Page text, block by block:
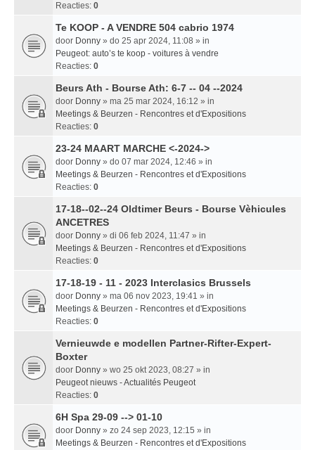
Reacties: 0
Te KOOP - A VENDRE 504 cabrio 1974
door Donny » do 25 apr 2024, 11:08 » in
Peugeot: auto’s te koop - voitures à vendre
Reacties: 0
Beurs Ath - Bourse Ath: 6-7 -- 04 --2024
door Donny » ma 25 mar 2024, 16:12 » in
Meetings & Beurzen - Rencontres et d'Expositions
Reacties: 0
23-24 MAART MARCHE <-2024->
door Donny » do 07 mar 2024, 12:46 » in
Meetings & Beurzen - Rencontres et d'Expositions
Reacties: 0
17-18--02--24 Oldtimer Beurs - Bourse Vèhicules
ANCETRES
door Donny » di 06 feb 2024, 11:47 » in
Meetings & Beurzen - Rencontres et d'Expositions
Reacties: 0
17-18-19 - 11 - 2023 Interclasics Brussels
door Donny » ma 06 nov 2023, 19:41 » in
Meetings & Beurzen - Rencontres et d'Expositions
Reacties: 0
Vernieuwde e modellen Partner-Rifter-Expert-
Boxter
door Donny » wo 25 okt 2023, 08:27 » in
Peugeot nieuws - Actualités Peugeot
Reacties: 0
6H Spa 29-09 --> 01-10
door Donny » zo 24 sep 2023, 12:15 » in
Meetings & Beurzen - Rencontres et d'Expositions